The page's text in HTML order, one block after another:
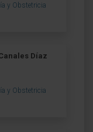
y Obstetricia
Díaz
y Obstetricia